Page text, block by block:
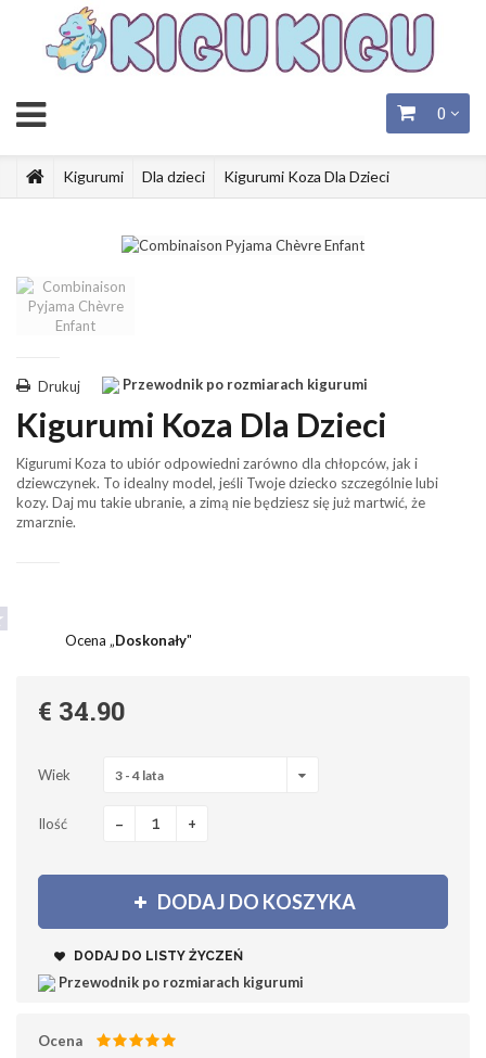
0
Kigurumi Dla dzieci Kigurumi Koza Dla Dzieci
Przewodnik po rozmiarach kigurumi
Drukuj
Kigurumi Koza Dla Dzieci
Kigurumi Koza to ubiór odpowiedni zarówno dla chłopców, jak i
dziewczynek. To idealny model, jeśli Twoje dziecko szczególnie lubi
kozy. Daj mu takie ubranie, a zimą nie będziesz się już martwić, że
zmarznie.
Ocena „Doskonały"
€ 34.90
Wiek 3 - 4 lata
Ilość - +
DODAJ DO KOSZYKA
DODAJ DO LISTY ŻYCZEŃ
Przewodnik po rozmiarach kigurumi
Ocena